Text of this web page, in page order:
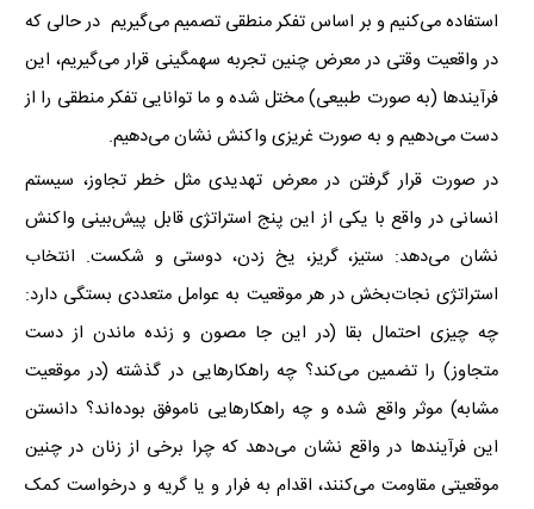
استفاده می‌کنیم و بر اساس تفکر منطقی تصمیم می‌گیریم در حالی که
در واقعیت وقتی در معرض چنین تجربه‌ سهمگینی قرار می‌گیریم، این
فرآیندها (به صورت طبیعی) مختل شده و ما توانایی تفکر منطقی را از
دست می‌دهیم و به صورت غریزی واکنش نشان می‌دهیم.
در صورت قرار گرفتن در معرض تهدیدی مثل خطر تجاوز، سیستم
انسانی در واقع با یکی از این پنج استراتژی قابل پیش‌بینی واکنش
نشان می‌دهد: ستیز، گریز، یخ زدن، دوستی و شکست. انتخاب
استراتژی نجات‌بخش در هر موقعیت به عوامل متعددی بستگی دارد:
چه چیزی احتمال بقا (در این جا مصون و زنده ماندن از دست
متجاوز) را تضمین می‌کند؟ چه راهکارهایی در گذشته (در موقعیت
مشابه) موثر واقع شده و چه راهکارهایی ناموفق بوده‌اند؟ دانستن
این فرآیندها در واقع نشان می‌دهد که چرا برخی از زنان در چنین
موقعیتی مقاومت می‌کنند، اقدام به فرار و یا گریه و درخواست کمک